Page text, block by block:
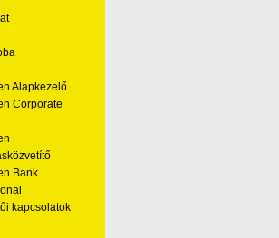
Alapkezelő
Corporate
Bank
kapcsolatok